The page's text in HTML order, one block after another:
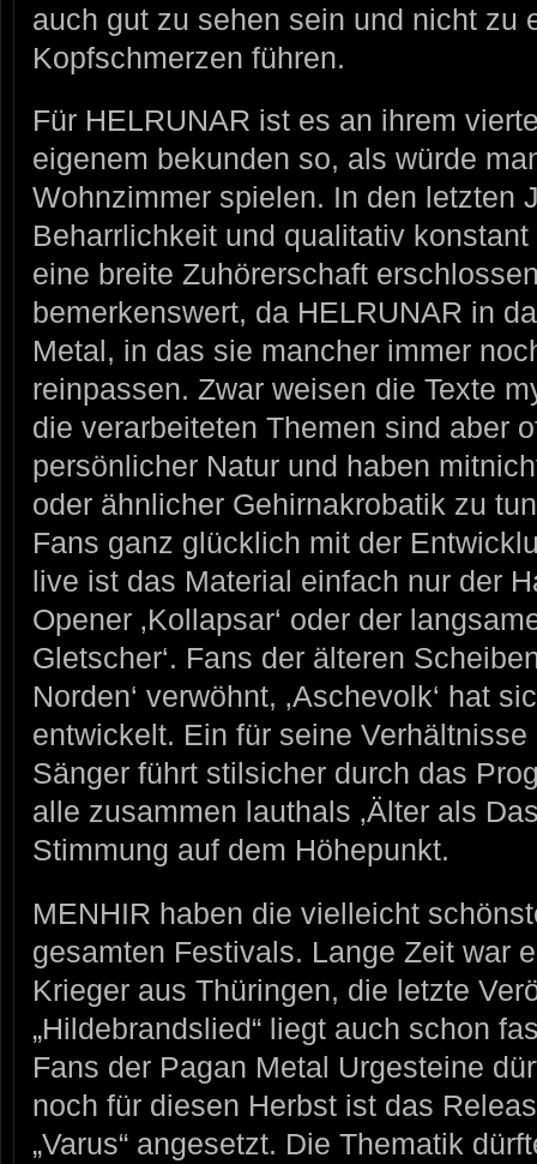
auch gut zu sehen sein und nicht zu
Kopfschmerzen führen.
Für HELRUNAR ist es an ihrem
eigenem bekunden so, als würde
Wohnzimmer spielen. In den letzten
Beharrlichkeit und qualitativ
eine breite Zuhörerschaft
bemerkenswert, da HELRUNAR in
Metal, in das sie mancher immer
reinpassen. Zwar weisen die Texte
die verarbeiteten Themen sind aber
persönlicher Natur und haben
oder ähnlicher Gehirnakrobatik zu
Fans ganz glücklich mit der
live ist das Material einfach nur der
Opener ‚Kollapsar‘ oder der
Gletscher‘. Fans der älteren
Norden‘ verwöhnt, ‚Aschevolk‘ hat
entwickelt. Ein für seine
Sänger führt stilsicher durch das
alle zusammen lauthals ‚Älter als
Stimmung auf dem Höhepunkt.
MENHIR haben die vielleicht
gesamten Festivals. Lange Zeit war
Krieger aus Thüringen, die letzte
„Hildebrandslied“ liegt auch schon
Fans der Pagan Metal Urgesteine
noch für diesen Herbst ist das
„Varus“ angesetzt. Die Thematik